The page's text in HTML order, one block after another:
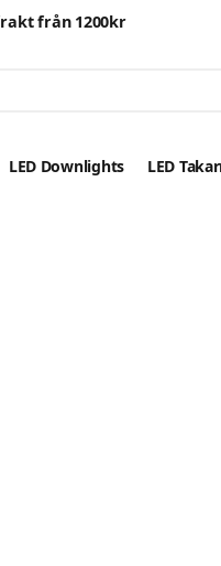
från 1200kr
LED Downlights LED